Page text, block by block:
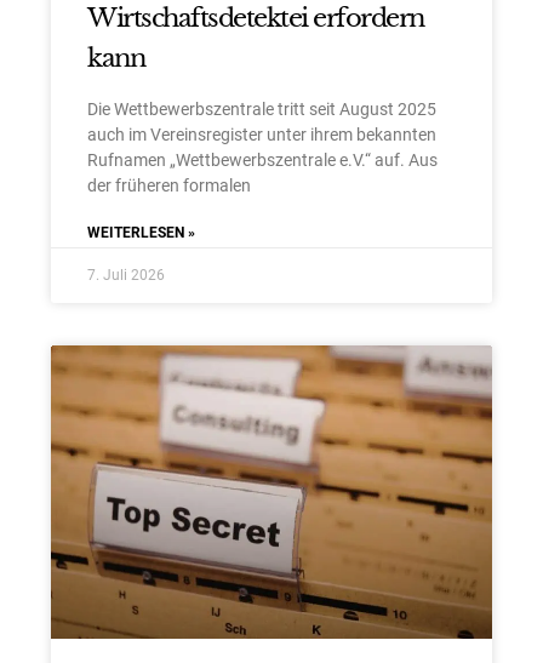
Wirtschaftsdetektei erfordern
kann
Die Wettbewerbszentrale tritt seit August 2025
auch im Vereinsregister unter ihrem bekannten
Rufnamen „Wettbewerbszentrale e.V.“ auf. Aus
der früheren formalen
WEITERLESEN »
7. Juli 2026